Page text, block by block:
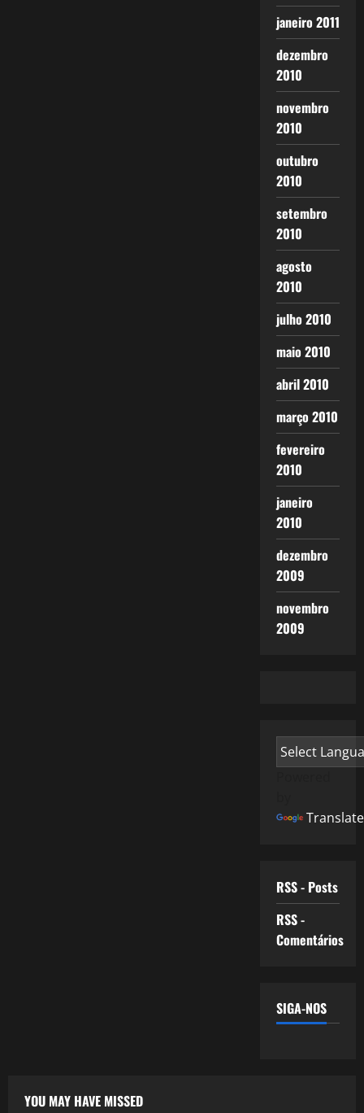
janeiro 2011
dezembro
2010
novembro
2010
outubro
2010
setembro
2010
agosto
2010
julho 2010
maio 2010
abril 2010
março 2010
fevereiro
2010
janeiro
2010
dezembro
2009
novembro
2009
Translate
RSS - Posts
RSS -
Comentários
SIGA-NOS
YOU MAY HAVE MISSED